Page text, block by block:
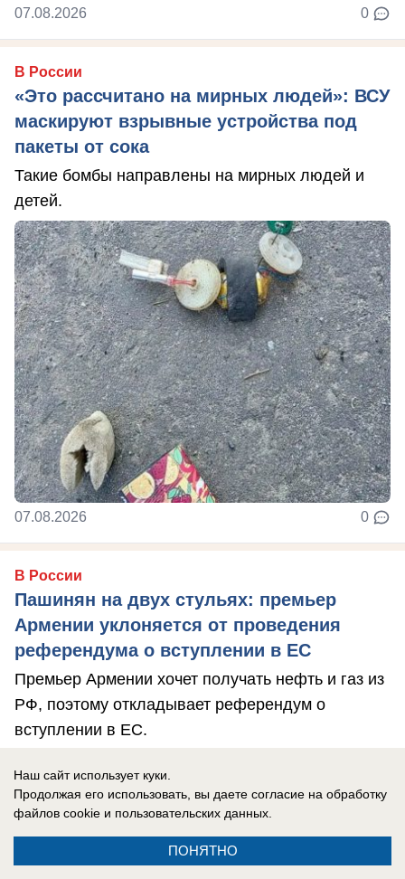
07.08.2026 0
В России
«Это рассчитано на мирных людей»: ВСУ
маскируют взрывные устройства под
пакеты от сока
Такие бомбы направлены на мирных людей и
детей.
07.08.2026 0
В России
Пашинян на двух стульях: премьер
Армении уклоняется от проведения
референдума о вступлении в ЕС
Премьер Армении хочет получать нефть и газ из
РФ, поэтому откладывает референдум о
вступлении в ЕС.
Наш сайт использует куки.
Продолжая его использовать, вы даете согласие на обработку
файлов cookie и пользовательских данных.
ПОНЯТНО